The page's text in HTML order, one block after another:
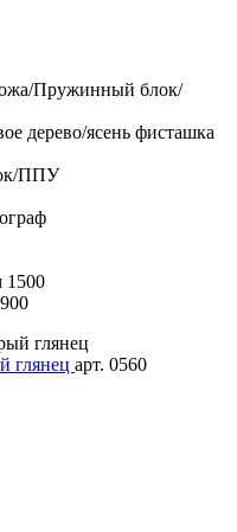
Пружинный блок/
дерево/ясень фисташка
ППУ
1500
глянец арт. 0560